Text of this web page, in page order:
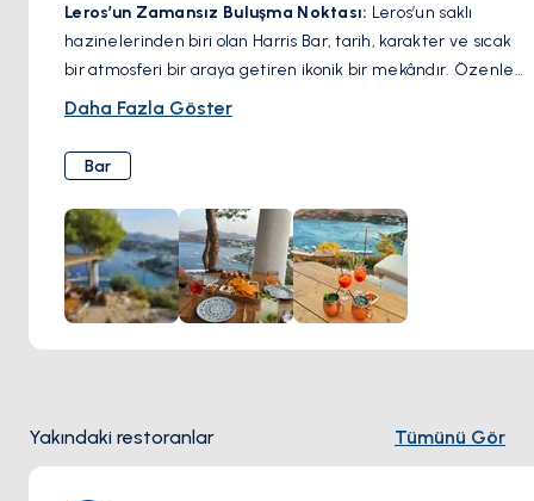
Leros’un Zamansız Buluşma Noktası: Leros’un saklı
hazinelerinden biri olan Harris Bar, tarih, karakter ve sıcak
bir atmosferi bir araya getiren ikonik bir mekândır. Özenle
hazırlanmış kokteylleri ve samimi ortamıyla tanınan bu bar,
olmuştur. İmza içeceklerinizi yudumlarken, arkadaşlarınızla
keyifli bir akşam geçirirken veya mekânın büyüleyici
atmosferine kapılırken, Harris Bar, Leros’un otantik ruhunu
en iyi yansıtan adreslerden biridir. Adanın hareketli gece
hayatını keşfetmek isteyenler için mutlaka ziyaret edilmesi
gereken bir nokta.
Daha Fazla Göster
Bar
Yakındaki restoranlar Tümünü Gör